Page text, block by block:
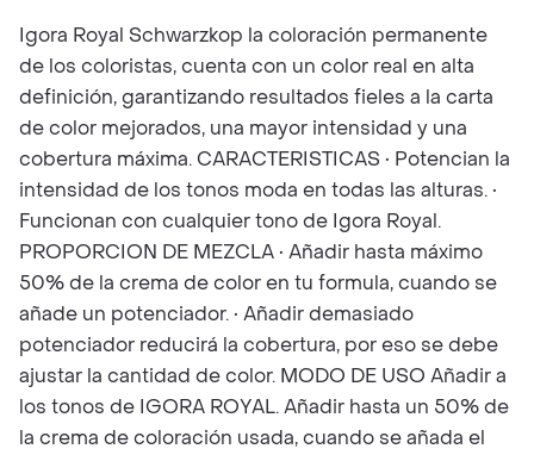
Igora Royal Schwarzkop la coloración permanente
de los coloristas, cuenta con un color real en alta
definición, garantizando resultados fieles a la carta
de color mejorados, una mayor intensidad y una
cobertura máxima. CARACTERISTICAS • Potencian la
intensidad de los tonos moda en todas las alturas. •
Funcionan con cualquier tono de Igora Royal.
PROPORCION DE MEZCLA • Añadir hasta máximo
50% de la crema de color en tu formula, cuando se
añade un potenciador. • Añadir demasiado
potenciador reducirá la cobertura, por eso se debe
ajustar la cantidad de color. MODO DE USO Añadir a
los tonos de IGORA ROYAL. Añadir hasta un 50% de
la crema de coloración usada, cuando se añada el